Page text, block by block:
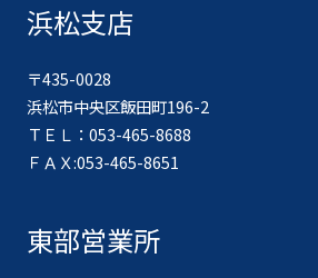
浜松支店
〒435-0028
浜松市中央区飯田町196-2
ＴＥＬ：053-465-8688
ＦＡＸ:053-465-8651
東部営業所